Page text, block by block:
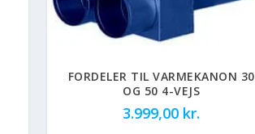
FORDELER TIL VARMEKANON 30
OG 50 4-VEJS
3.999,00 kr.